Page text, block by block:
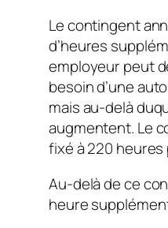
Le contingent
d’heures
employeur peut
besoin d’une
mais au-delà
augmentent. Le
fixé à 220 heures
Au-delà de ce
heure